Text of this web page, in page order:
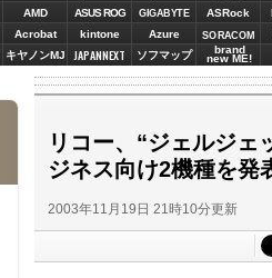
AMD ASUS ROG GIGABYTE ASRock
Acrobat kintone Azure SORACOM
キヤノンMJ JAPANNEXT ソフマップ brand
new ME!
リコー、“ジェルジェ
ジネス向け2機種を発
2003年11月19日 21時10分更新